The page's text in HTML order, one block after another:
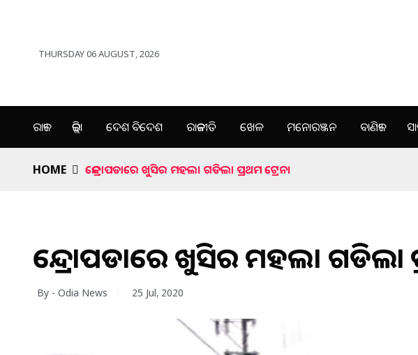
THURSDAY 06 AUGUST, 2026
ରାଜ୍ୟ ଜିଲ୍ଲା ଦେଶ ବିଦେଶ ରାଜନୀତି ଖେଳ ମନୋରଞ୍ଜନ ବାଣିଜ୍ୟ
HOME କେନ୍ଦ୍ରାପଡାରେ ଖୁସିର ମହଲ। ଗଡିଲା ପ୍ରଥମ ଟ୍ରେନ।
କେନ୍ଦ୍ରାପଡାରେ ଖୁସିର ମହଲ। ଗଡିଲା
By - Odia News 25 Jul, 2020